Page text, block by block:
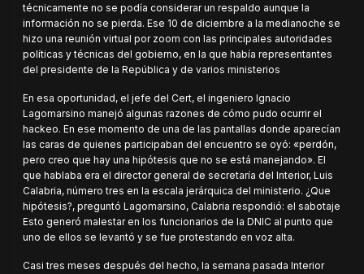
técnicamente no se podía considerar un respaldo aunque la
información no se pierda. Ese 10 de diciembre a la medianoche se
hizo una reunión virtual por zoom con las principales autoridades
políticas y técnicas del gobierno, en la que había representantes
del presidente de la República y de varios ministerios
En esa oportunidad, el jefe del Cert, el ingeniero Ignacio
Lagomarsino manejó algunas razones de cómo pudo ocurrir el
hackeo. En ese momento de una de las pantallas donde aparecían
las caras de quienes participaban del encuentro se oyó: «perdón,
pero creo que hay una hipótesis que no se está manejando». El
que hablaba era el director general de secretaría del Interior, Luis
Calabria, número tres en la escala jerárquica del ministerio. ¿Que
hipótesis?, preguntó Lagomarsino, Calabria respondió: el sabotaje
Esto generó malestar en los funcionarios de la DNIC al punto que
uno de ellos se levantó y se fue protestando en voz alta.
Casi tres meses después del hecho, la semana pasada Interior